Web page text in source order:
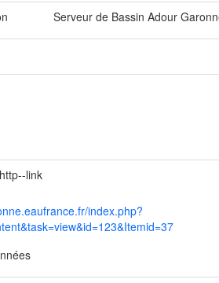
Serveur de Bassin Adour
link
index.php?